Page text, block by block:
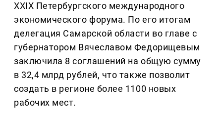
ХХIХ Петербургского международного
экономического форума. По его итогам
делегация Самарской области во главе с
губернатором Вячеславом Федорищевым
заключила 8 соглашений на общую сумму
в 32,4 млрд рублей, что также позволит
создать в регионе более 1100 новых
рабочих мест.